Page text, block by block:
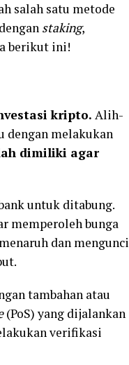
salah satu metode
staking,
berikut ini!
kripto. Alih-
dengan melakukan
dimiliki agar
untuk ditabung.
memperoleh bunga
dan mengunci
tambahan atau
(PoS) yang dijalankan
verifikasi